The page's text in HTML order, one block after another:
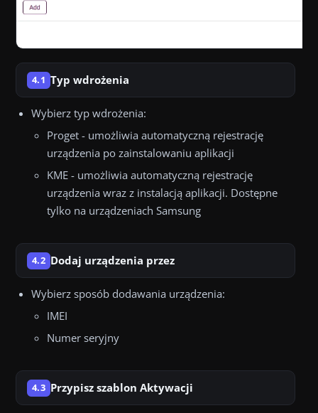
4.1 Typ wdrożenia
Wybierz typ wdrożenia:
Proget - umożliwia automatyczną rejestrację
urządzenia po zainstalowaniu aplikacji
KME - umożliwia automatyczną rejestrację
urządzenia wraz z instalacją aplikacji. Dostępne
tylko na urządzeniach Samsung
4.2 Dodaj urządzenia przez
Wybierz sposób dodawania urządzenia:
IMEI
Numer seryjny
4.3 Przypisz szablon Aktywacji